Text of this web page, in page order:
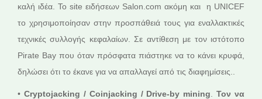
καλή ιδέα. Το site ειδήσεων Salon.com ακόμη και η UNICEF
το χρησιμοποίησαν στην προσπάθειά τους για εναλλακτικές
τεχνικές συλλογής κεφαλαίων. Σε αντίθεση με τον ιστότοπο
Pirate Bay που όταν πρόσφατα πιάστηκε να το κάνει κρυφά,
δηλώσει ότι το έκανε για να απαλλαγεί από τις διαφημίσεις..
• Cryptojacking / Coinjacking / Drive-by mining .Τον να